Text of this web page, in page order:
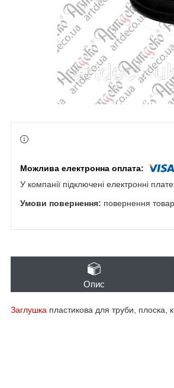
У компанії підключені електронні
повернення
Опис
Заглушка пластикова для труби, плоска,